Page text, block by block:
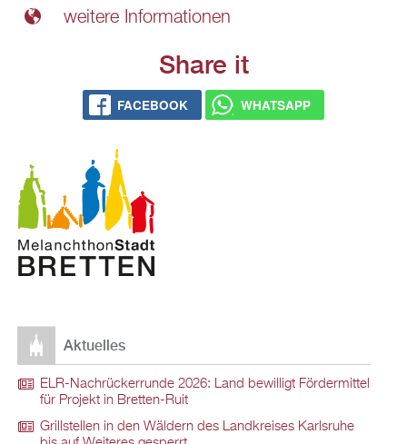
wei­te­re In­for­ma­tio­nen
Share it
FACE­BOOK WHATS­APP
Ak­tu­el­les
ELR-Nach­rü­ck­er­run­de 2026: Land be­wil­ligt För­der­mit­tel
für Pro­jekt in Brett­en-Ruit
Grill­stel­len in den Wäl­dern des Land­krei­ses Karls­ru­he